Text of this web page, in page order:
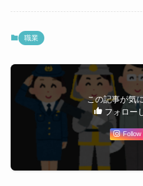
職業
この記事が気
フォロー
Follow